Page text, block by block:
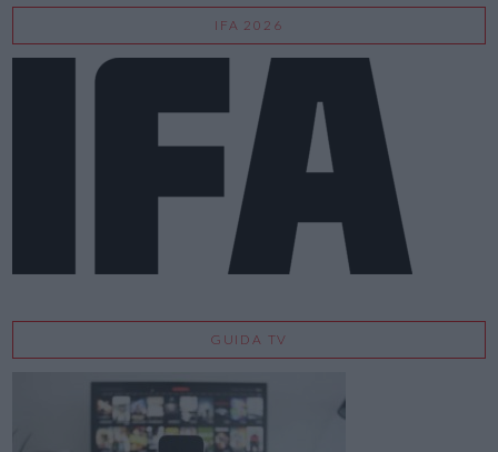
IFA 2026
GUIDA TV